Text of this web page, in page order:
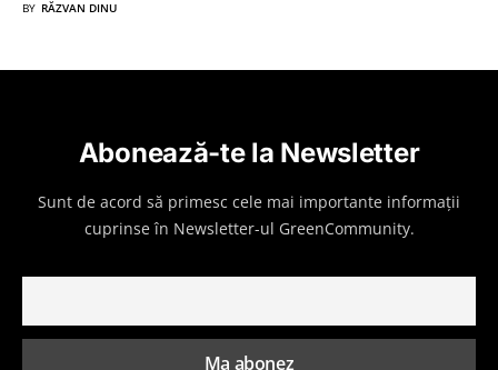
BY RĂZVAN DINU
Abonează-te la Newsletter
Sunt de acord să primesc cele mai importante informații
cuprinse în Newsletter-ul GreenCommunity.